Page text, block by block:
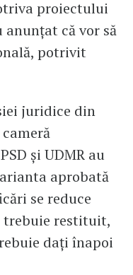
proiectului
anunțat că vor să
potrivit
juridice din
și UDMR au
aprobată
se reduce
trebuie restituit,
dați înapoi